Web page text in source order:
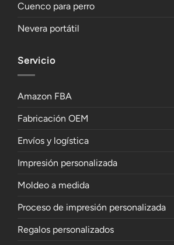
Cuenco para perro
Nevera portátil
Servicio
Amazon FBA
Fabricación OEM
Envíos y logística
Impresión personalizada
Moldeo a medida
Proceso de impresión personalizada
Regalos personalizados